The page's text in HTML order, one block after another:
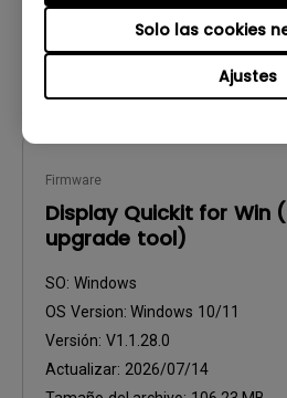
Ajustes
Solo las cookies
Descargar
Firmware
Display Quickit for Win
upgrade tool)
SO: Windows
OS Version: Windows 10/11
Versión: V1.1.28.0
Actualizar: 2026/07/14